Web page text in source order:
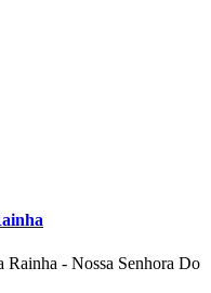
- Nossa Senhora Do